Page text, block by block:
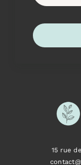
15 rue